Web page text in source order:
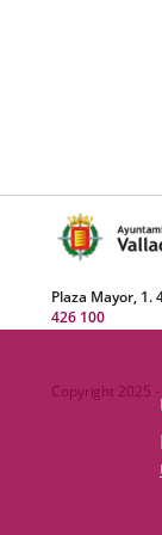
Plaza Mayor, 1.
426 100
Copyright 2025